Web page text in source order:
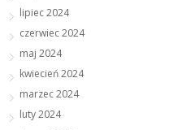
lipiec 2024
czerwiec 2024
maj 2024
kwiecień 2024
marzec 2024
luty 2024